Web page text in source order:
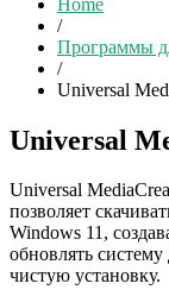
/
Программы
/
Universal
Universal
Universal
позволяет
Windows 11,
обновлять
чистую установку.